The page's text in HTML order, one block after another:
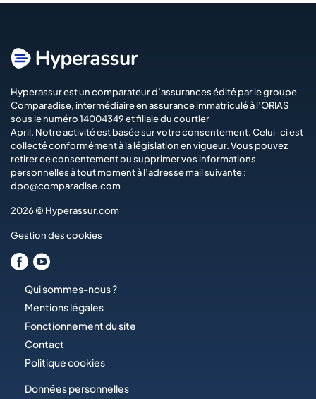
Hyperassur est un comparateur d’assurances édité par le groupe
Comparadise, intermédiaire en assurance immatriculé à l’ORIAS
sous le numéro 14004349 et filiale du courtier
April. Notre activité est basée sur votre consentement. Celui-ci est
collecté conformément à la législation en vigueur. Vous pouvez
retirer ce consentement ou supprimer vos informations
personnelles à tout moment à l’adresse mail suivante :
dpo@comparadise.com
2026 © Hyperassur.com
Gestion des cookies
Qui sommes-nous ?
Mentions légales
Fonctionnement du site
Contact
Politique cookies
Données personnelles